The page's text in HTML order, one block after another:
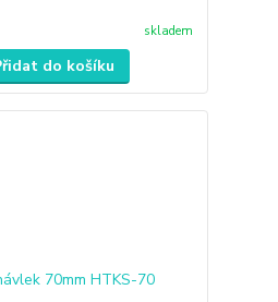
skladem
do košíku